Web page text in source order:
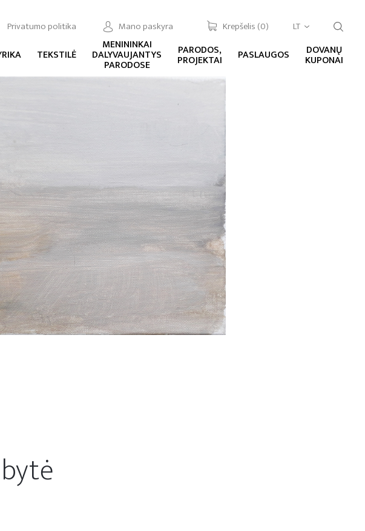
Privatumo politika Mano paskyra Krepšelis (0) LT
TEKSTILĖ
MENININKAI
DALYVAUJANTYS
PARODOSE
PARODOS,
PROJEKTAI PASLAUGOS DOVANŲ
KUPONAI